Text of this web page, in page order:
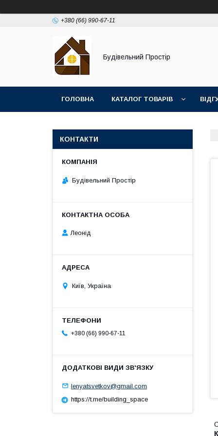
+380 (66) 990-67-11
Будівельний Простір
ГОЛОВНА КАТАЛОГ ТОВАРІВ
КОНТАКТИ
Будівельний Простір
Леонід
Київ, Україна
+380 (66) 990-67-11
lenyatsvetkov@gmail.com
https://t.me/building_space